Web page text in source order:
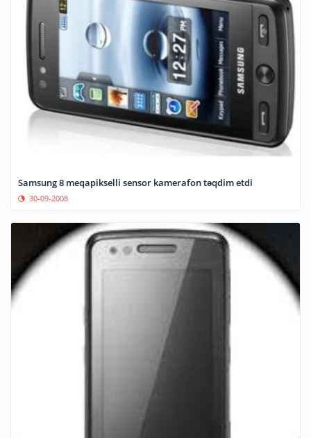
Samsung 8 meqapikselli sensor kamerafon təqdim etdi
30-09-2008